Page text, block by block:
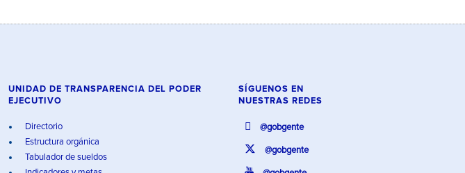
UNIDAD DE TRANSPARENCIA DEL PODER
EJECUTIVO
Directorio
Estructura orgánica
Tabulador de sueldos
SÍGUENOS EN
NUESTRAS REDES
@gobgente
@gobgente